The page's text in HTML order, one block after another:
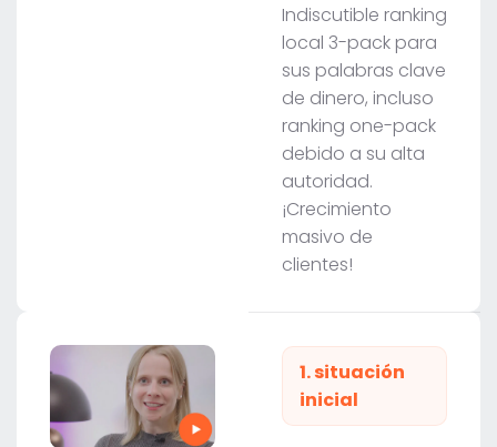
Indiscutible ranking
local 3-pack para
sus palabras clave
de dinero, incluso
ranking one-pack
debido a su alta
autoridad.
¡Crecimiento
masivo de
clientes!
1. situación
inicial